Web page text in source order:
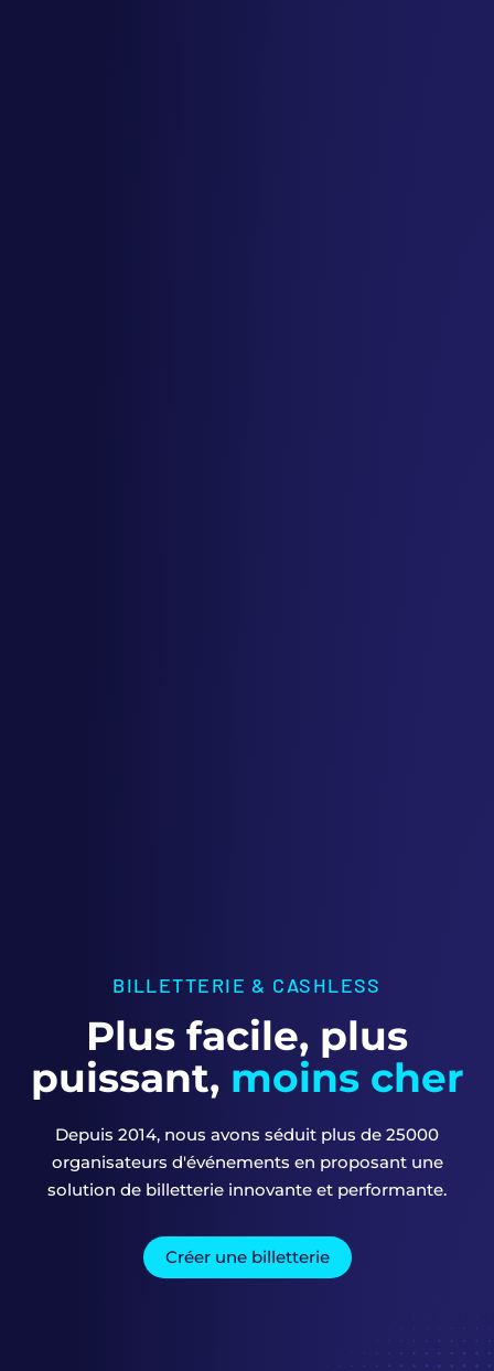
BILLETTERIE & CASHLESS
Plus facile, plus
puissant, moins cher
Depuis 2014, nous avons séduit plus de 25000
organisateurs d'événements en proposant une
solution de billetterie innovante et performante.
Créer une billetterie